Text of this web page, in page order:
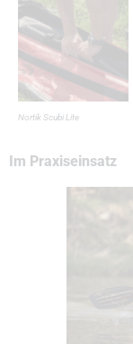
Nortik Scubi Lite
Im Praxiseinsatz